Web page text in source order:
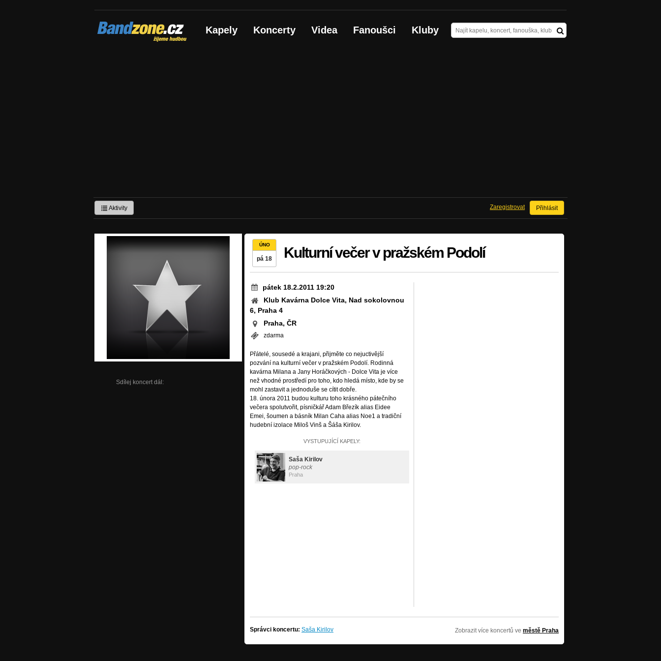
Bandzone.cz
žijeme hudbou Kapely Koncerty Videa Fanoušci Kluby
Aktivity Přihlásit
Zaregistrovat
Sdílej koncert dál:
ÚNO
pá 18 Kulturní večer v pražském Podolí
pátek 18.2.2011 19:20
Klub Kavárna Dolce Vita, Nad sokolovnou
6, Praha 4
Praha, ČR
zdarma
Přátelé, sousedé a krajani, přijměte co nejuctivější
pozvání na kulturní večer v pražském Podolí. Rodinná
kavárna Milana a Jany Horáčkových - Dolce Vita je více
než vhodné prostředí pro toho, kdo hledá místo, kde by se
mohl zastavit a jednoduše se cítit dobře.
18. února 2011 budou kulturu toho krásného pátečního
večera spolutvořit, písničkář Adam Březík alias Eidee
Emei, šoumen a básník Milan Caha alias Noe1 a tradiční
hudební izolace Miloš Vinš a Šáša Kirilov.
VYSTUPUJÍCÍ KAPELY:
Saša Kirilov
pop-rock
Praha
Správci koncertu: Saša Kirilov Zobrazit více koncertů ve městě Praha